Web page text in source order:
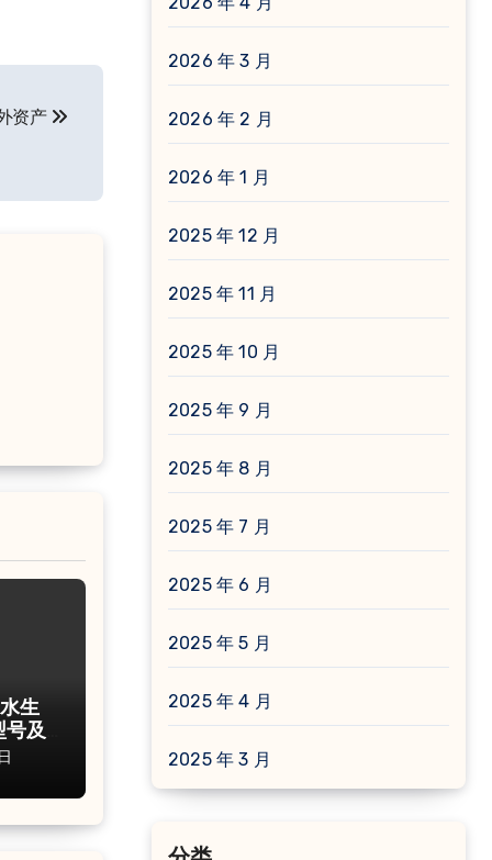
资产
生
号及
2026 年 3 月
2026 年 2 月
2026 年 1 月
2025 年 12 月
2025 年 11 月
2025 年 10 月
2025 年 9 月
2025 年 8 月
2025 年 7 月
2025 年 6 月
2025 年 5 月
2025 年 4 月
2025 年 3 月